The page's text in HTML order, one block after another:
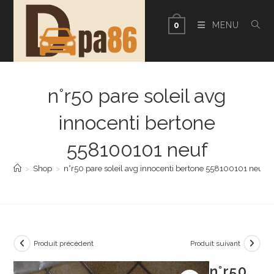
0 MENU
n°r50 pare soleil avg
innocenti bertone
558100101 neuf
> Shop > n°r50 pare soleil avg innocenti bertone 558100101 neuf
Produit précédent Produit suivant